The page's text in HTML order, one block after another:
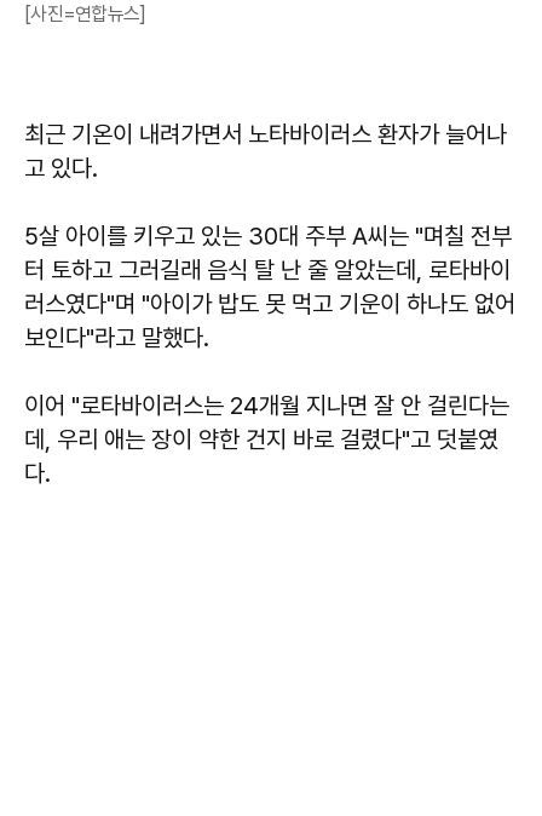
[사진=연합뉴스]
최근 기온이 내려가면서 노타바이러스 환자가 늘어나
고 있다.
5살 아이를 키우고 있는 30대 주부 A씨는 "며칠 전부
터 토하고 그러길래 음식 탈 난 줄 알았는데, 로타바이
러스였다"며 "아이가 밥도 못 먹고 기운이 하나도 없어
보인다"라고 말했다.
이어 "로타바이러스는 24개월 지나면 잘 안 걸린다는
데, 우리 애는 장이 약한 건지 바로 걸렸다"고 덧붙였
다.